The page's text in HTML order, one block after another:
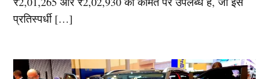
प्रतिस्पर्धी […]